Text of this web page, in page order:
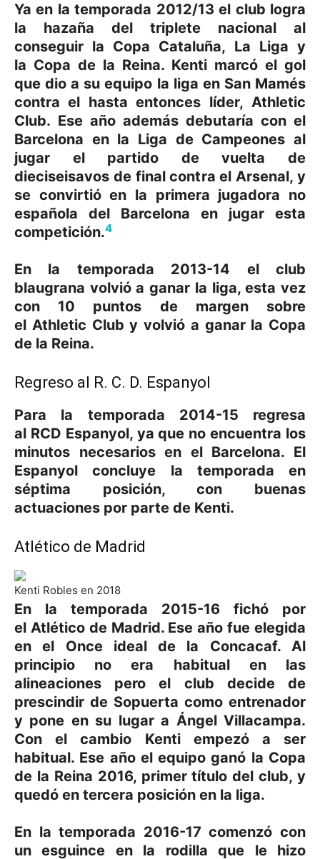
Ya en la temporada 2012/13 el club logra
la hazaña del triplete nacional al
conseguir la Copa Cataluña, La Liga y
la Copa de la Reina. ​ Kenti marcó el gol
que dio a su equipo la liga en San Mamés
contra el hasta entonces líder, Athletic
Club. Ese año además debutaría con el
Barcelona en la Liga de Campeones al
jugar el partido de vuelta de
dieciseisavos de final contra el Arsenal, y
se convirtió en la primera jugadora no
española del Barcelona en jugar esta
competición.4
En la temporada 2013-14 el club
blaugrana volvió a ganar la liga, esta vez
con 10 puntos de margen sobre
el Athletic Club y volvió a ganar la Copa
de la Reina.
Regreso al R. C. D. Espanyol
Para la temporada 2014-15 regresa
al RCD Espanyol, ya que no encuentra los
minutos necesarios en el Barcelona. El
Espanyol concluye la temporada en
séptima posición, con buenas
actuaciones por parte de Kenti.
Atlético de Madrid
Kenti Robles en 2018
En la temporada 2015-16 fichó por
el Atlético de Madrid. Ese año fue elegida
en el Once ideal de la Concacaf. Al
principio no era habitual en las
alineaciones pero el club decide de
prescindir de Sopuerta como entrenador
y pone en su lugar a Ángel Villacampa.
Con el cambio Kenti empezó a ser
habitual. Ese año el equipo ganó la Copa
de la Reina 2016, primer título del club, y
quedó en tercera posición en la liga.
En la temporada 2016-17 comenzó con
un esguince en la rodilla que le hizo